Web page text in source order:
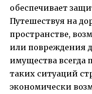
обеспечивает
Путешествуя на
пространстве,
или повреждения
имущества всегда
таких ситуаций
экономически